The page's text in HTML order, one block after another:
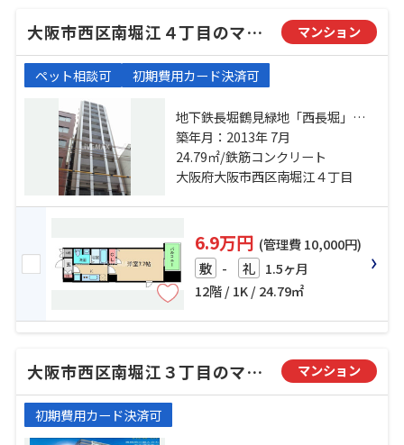
大阪市西区南堀江４丁目のマンション マンション
ペット相談可 初期費用カード決済可
地下鉄長堀鶴見緑地「西長堀」
駅 徒歩2分 阪神電鉄阪神なんば「桜
川」駅 徒歩7分 地下鉄長堀鶴見緑地
「ドーム前千代崎」駅 徒歩9分
築年月：2013年 7月
24.79㎡/鉄筋コンクリート
大阪府大阪市西区南堀江４丁目
6.9万円 (管理費 10,000円)
敷 - 礼 1.5ヶ月
12階 / 1K / 24.79㎡
大阪市西区南堀江３丁目のマンション マンション
初期費用カード決済可